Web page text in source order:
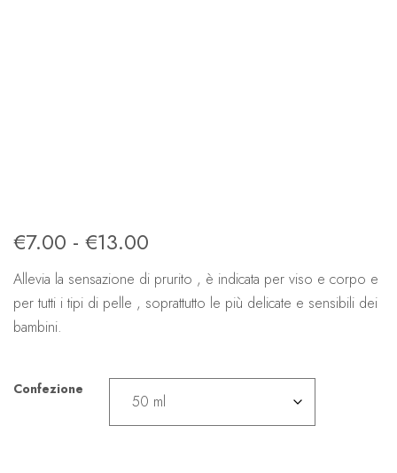
€7.00 - €13.00
Allevia la sensazione di prurito , è indicata per viso e corpo e
per tutti i tipi di pelle , soprattutto le più delicate e sensibili dei
bambini.
Confezione